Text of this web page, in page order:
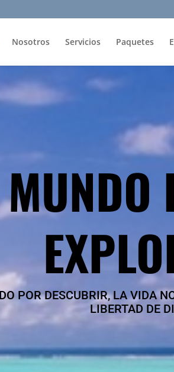
Nosotros Servicios Paquetes
POR DESCUBRIR, LA VIDA
LIBERTAD DE